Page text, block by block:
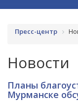
Пресс-центр
Новости
Планы
Мурманске